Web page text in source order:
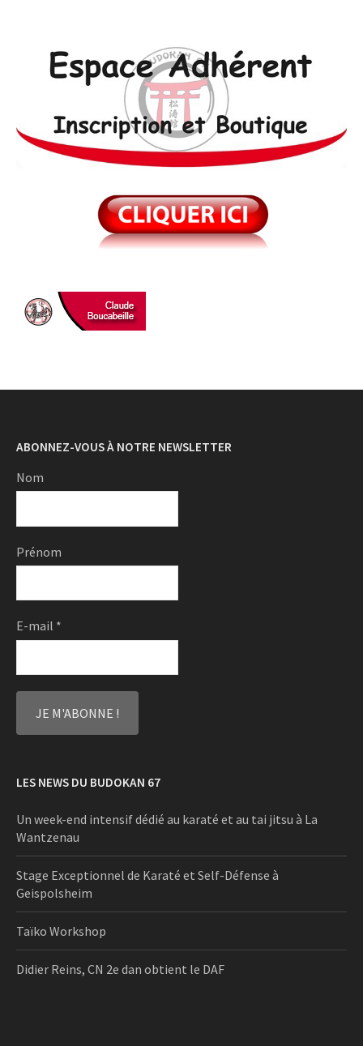
ABONNEZ-VOUS À NOTRE NEWSLETTER
Nom
Prénom
E-mail *
LES NEWS DU BUDOKAN 67
Un week-end intensif dédié au karaté et au tai jitsu à La
Wantzenau
Stage Exceptionnel de Karaté et Self-Défense à
Geispolsheim
Taïko Workshop
Didier Reins, CN 2e dan obtient le DAF